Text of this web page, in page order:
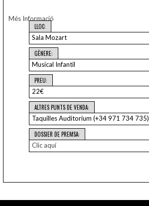
Més Informació
LLOC:
Sala Mozart
GÈNERE:
Musical Infantil
PREU:
22€
ALTRES PUNTS DE VENDA:
Taquilles Auditorium (+34 971 734 735)
DOSSIER DE PREMSA:
Clic aquí